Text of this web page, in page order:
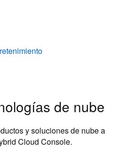
de nube
y soluciones de nube a
Cloud Console.